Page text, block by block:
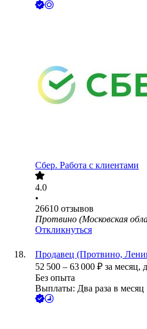
Сбер. Работа с клиентами
4.0
•
26610 отзывов
Протвино (Московская
Откликнуться
Продавец (Протвино,
52 500 – 63 000 ₽ за месяц,
Без опыта
Выплаты: Два раза в месяц